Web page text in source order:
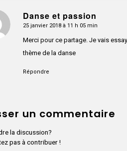
Danse et passion
dit
25 janvier 2018 à 11 h 05 min
Merci pour ce partage. Je vais
thème de la danse
Répondre
un commentaire
la discussion?
pas à contribuer !